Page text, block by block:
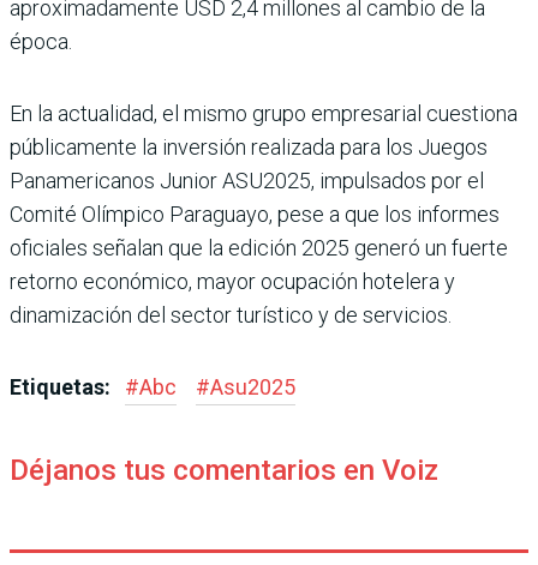
aproximadamente USD 2,4 millones al cambio de la
época.
En la actualidad, el mismo grupo empresarial cues­tiona
públicamente la inver­sión realizada para los Jue­gos
Panamericanos Junior ASU2025, impulsados por el
Comité Olímpico Paraguayo, pese a que los informes
ofi­ciales señalan que la edición 2025 generó un fuerte
retorno económico, mayor ocupación hotelera y
dinamización del sector turístico y de servicios.
Etiquetas: #Abc #Asu2025
Déjanos tus comentarios en Voiz